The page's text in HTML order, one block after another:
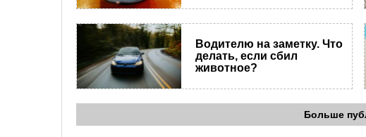
Водителю на заметку. Что
делать, если сбил
животное?
Больше